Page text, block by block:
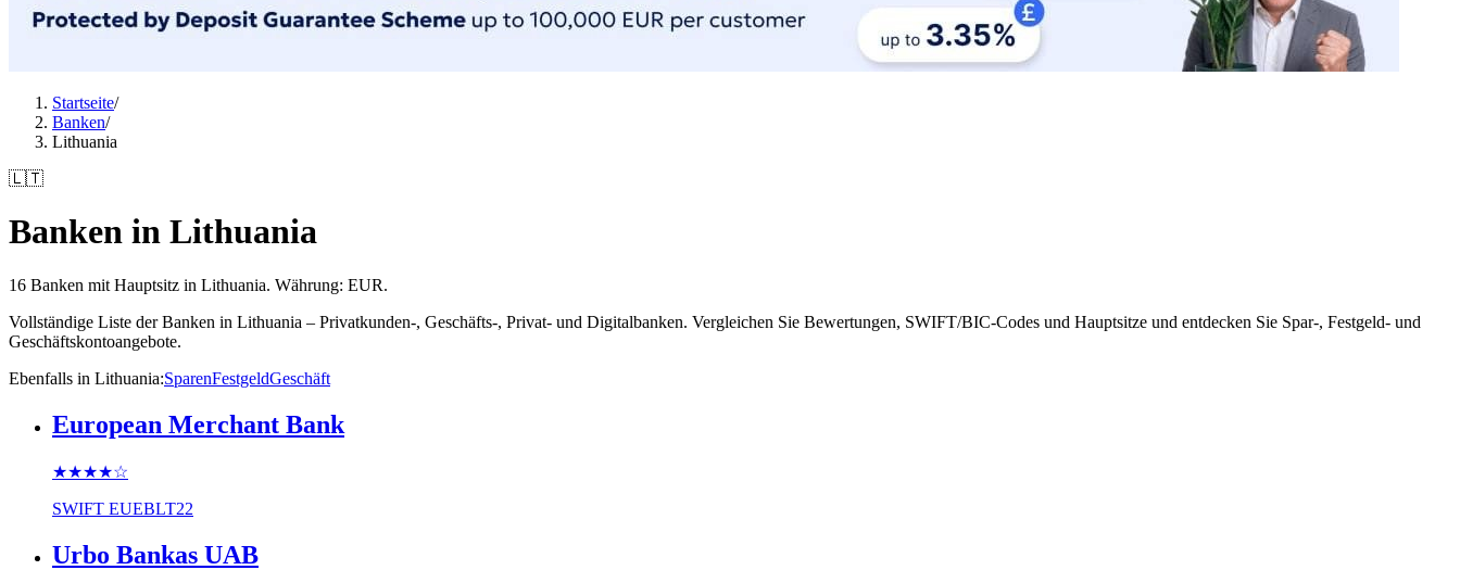
Startseite/
Banken/
Lithuania
🇱🇹
Banken in Lithuania
16 Banken mit Hauptsitz in Lithuania. Währung: EUR.
Vollständige Liste der Banken in Lithuania – Privatkunden-, Geschäfts-, Privat- und Digitalbanken. Vergleichen Sie Bewertungen, SWIFT/BIC-Codes und Hauptsitze und entdecken Sie Spar-, Festgeld- und
Geschäftskontoangebote.
Ebenfalls in Lithuania:SparenFestgeldGeschäft
European Merchant Bank
★★★★☆
SWIFT EUEBLT22
Urbo Bankas UAB